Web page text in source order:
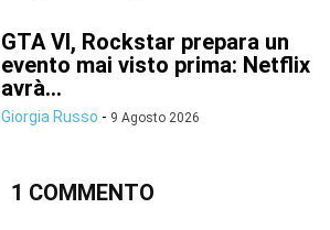
GTA VI, Rockstar prepara un
evento mai visto prima: Netflix
avrà...
Giorgia Russo - 9 Agosto 2026
1 COMMENTO